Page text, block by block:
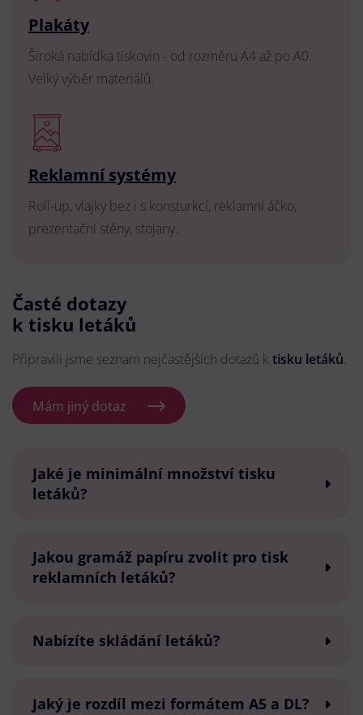
Plakáty
Široká nabídka tiskovin - od rozměru A4 až po A0.
Velký výběr materiálů.
Reklamní systémy
Roll-up, vlajky bez i s konsturkcí, reklamní áčko,
prezentační stěny, stojany.
Časté dotazy
k tisku letáků
Připravili jsme seznam nejčastějších dotazů k tisku letáků.
Mám jiný dotaz
Jaké je minimální množství tisku
letáků?
Jakou gramáž papíru zvolit pro tisk
reklamních letáků?
Nabízíte skládání letáků?
Jaký je rozdíl mezi formátem A5 a DL?